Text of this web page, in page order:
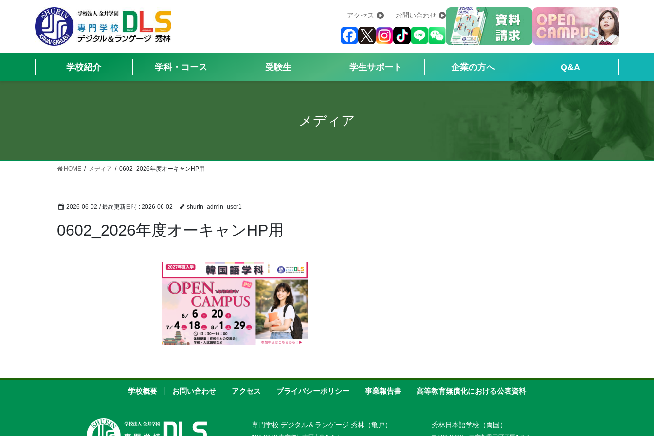
アクセス お問い合わせ
学校紹介 学科・コース 受験生 学生サポート 企業の方へ Q&A
学校紹介+
学科・コース+
受験生+
OPENキャンパス
メディア
HOME メディア 0602_2026年度オーキャンHP用
2026-06-02 / 最終更新日時 : 2026-06-02 shurin_admin_user1
0602_2026年度オーキャンHP用
学校概要 お問い合わせ アクセス プライバシーポリシー 事業報告書 高等教育無償化における公表資料
専門学校 デジタル＆ランゲージ 秀林（亀戸） 秀林日本語学校（両国）